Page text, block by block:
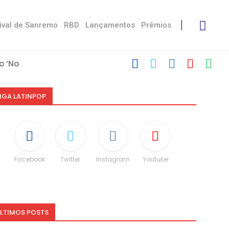
de Sanremo RBD Lançamentos Prêmios
Stress’
LATINPOP
Facebook Twitter Instagram Youtube
POSTS